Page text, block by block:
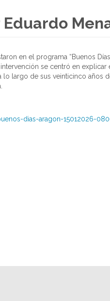
en el programa “Buenos
intervención se centró en
largo de sus veinticinco años
dias-aragon-15012026-